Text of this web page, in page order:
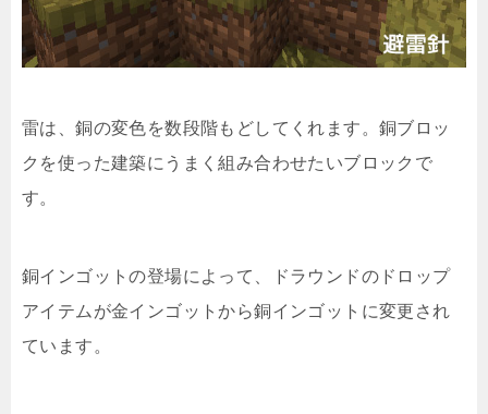
雷は、銅の変色を数段階もどしてくれます。銅ブロッ
クを使った建築にうまく組み合わせたいブロックで
す。
銅インゴットの登場によって、ドラウンドのドロップ
アイテムが金インゴットから銅インゴットに変更され
ています。